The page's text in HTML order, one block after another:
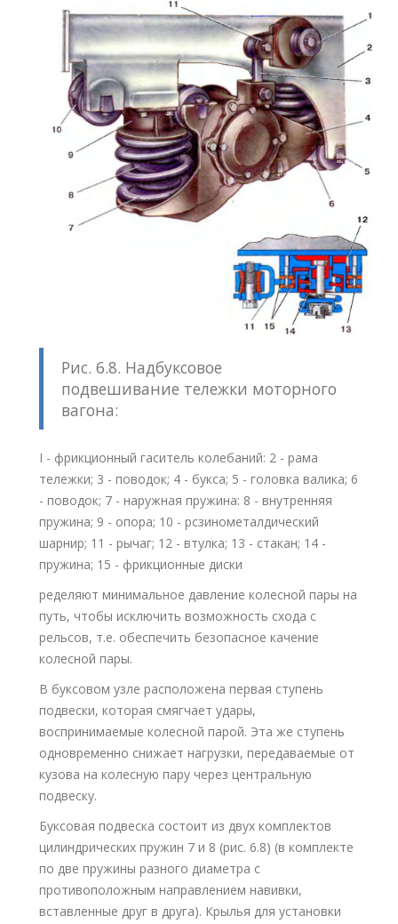
Рис. 6.8. Надбуксовое
подвешивание тележки моторного
вагона:
I - фрикционный гаситель колебаний: 2 - рама
тележки; 3 - поводок; 4 - букса; 5 - головка валика; 6
- поводок; 7 - наружная пружина: 8 - внутренняя
пружина; 9 - опора; 10 - рсзинометалдический
шарнир; 11 - рычаг; 12 - втулка; 13 - стакан; 14 -
пружина; 15 - фрикционные диски
ределяют минимальное давление колесной пары на
путь, чтобы исключить возможность схода с
рельсов, т.е. обеспечить безопасное качение
колесной пары.
В буксовом узле расположена первая ступень
подвески, которая смягчает удары,
воспринимаемые колесной парой. Эта же ступень
одновременно снижает нагрузки, передаваемые от
кузова на колесную пару через центральную
подвеску.
Буксовая подвеска состоит из двух комплектов
цилиндрических пружин 7 и 8 (рис. 6.8) (в комплекте
по две пружины разного диаметра с
противоположным направлением навивки,
вставленные друг в друга). Крылья для установки